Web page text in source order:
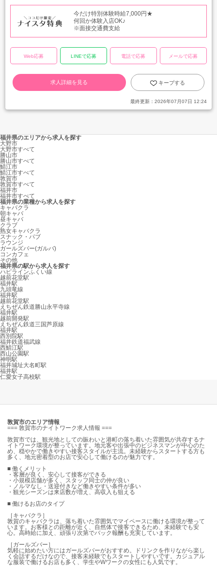
今だけ特別体験時給7,000円★
何回か体験入店OK♪
※面接交通費支給
Web応募 LINEで応募 電話で応募 メールで応募
求人詳細を見る キープする
最終更新： 2026年07月07日 12:24
福井県のエリアから求人を探す
大野市
大野市すべて
勝山市
勝山市すべて
鯖江市
鯖江市すべて
敦賀市
敦賀市すべて
福井市
福井市すべて
福井県の業種から求人を探す
キャバクラ
朝キャバ
昼キャバ
クラブ
熟女キャバクラ
スナック・パブ
ラウンジ
ガールズバー(ガルバ)
コンカフェ
その他
福井県の駅から求人を探す
ハピラインふくい線
越前花堂駅
福井駅
九頭竜線
福井駅
越前花堂駅
えちぜん鉄道勝山永平寺線
福井駅
越前開発駅
えちぜん鉄道三国芦原線
福井駅
西別院駅
福井鉄道福武線
西鯖江駅
西山公園駅
神明駅
福井城址大名町駅
福井駅
仁愛女子高校駅
敦賀市のエリア情報
=== 敦賀市のナイトワーク求人情報 ===
敦賀市では、観光地としての賑わいと港町の落ち着いた雰囲気が共存するナ
イトワーク環境が整っています。地元客や出張中のビジネスマンが中心のた
め、穏やかで働きやすい接客スタイルが主流。未経験からスタートする方も
多く、地元密着型のお店で安心して働けるのが魅力です。
■ 働くメリット
・客層が良く、安心して接客ができる
・小規模店舗が多く、スタッフ同士の仲が良い
・ノルマなし・送迎付きなど働きやすい条件が多い
・観光シーズンは来店数が増え、高収入も狙える
■ 働けるお店のタイプ
［キャバクラ］
敦賀のキャバクラは、落ち着いた雰囲気でマイペースに働ける環境が整って
います。お客様との距離が近く、自然体で接客できるため、未経験でも安
心。高時給に加え、頑張り次第でバック報酬も充実しています。
［ガールズバー］
気軽に始めたい方にはガールズバーがおすすめ。ドリンクを作りながら楽し
く会話するだけなので、接客未経験でもスタートしやすいです。カジュアル
な服装で働けるお店も多く、学生やWワークの女性にも人気です。